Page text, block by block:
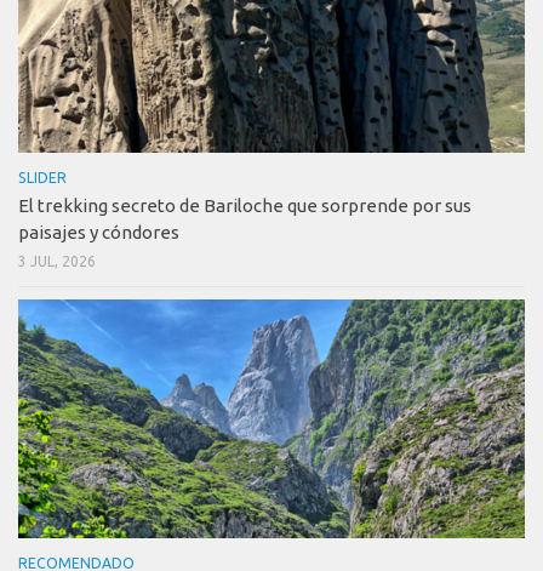
SLIDER
El trekking secreto de Bariloche que sorprende por sus
paisajes y cóndores
3 JUL, 2026
RECOMENDADO